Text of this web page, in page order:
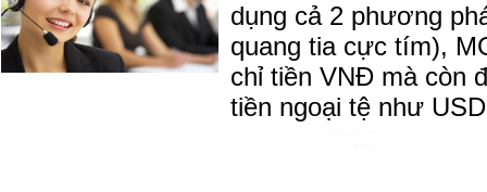
dụng cả 2 phương
quang tia cực tím),
chỉ tiền VNĐ mà còn
tiền ngoại tệ như